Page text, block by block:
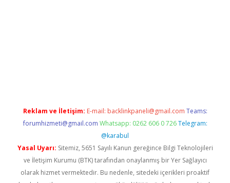
Reklam ve İletişim: E-mail: backlinkpaneli@gmail.com Teams:
forumhizmeti@gmail.com Whatsapp: 0262 606 0 726 Telegram:
@karabul
Yasal Uyarı: Sitemiz, 5651 Sayılı Kanun gereğince Bilgi Teknolojileri
ve İletişim Kurumu (BTK) tarafından onaylanmış bir Yer Sağlayıcı
olarak hizmet vermektedir. Bu nedenle, sitedeki içerikleri proaktif